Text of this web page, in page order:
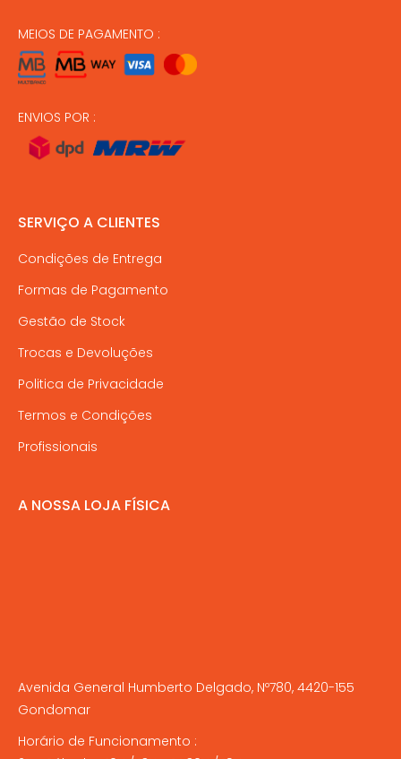
MEIOS DE PAGAMENTO :
ENVIOS POR :
SERVIÇO A CLIENTES
Condições de Entrega
Formas de Pagamento
Gestão de Stock
Trocas e Devoluções
Politica de Privacidade
Termos e Condições
Profissionais
A NOSSA LOJA FÍSICA
Avenida General Humberto Delgado, Nº780, 4420-155
Gondomar
Horário de Funcionamento :